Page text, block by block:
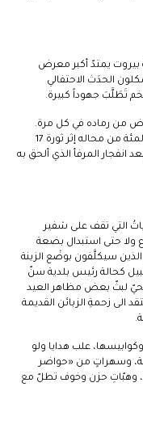
بيروت يمتدّ أكبر معرض
من 250 عارضاً سيشكلون الحدَث الاحتفالي
تَطَلَّبَ جهوداً كبيرة.
من رماده في كل مرة.
مجمع أسواق بيروت، الذي أقفل أكثر من 80 في المئة من محاله إثر ثورة 17
وبعد انفجار المرفأ الذي ألحق به
التي تقف على شفير
ولا حتى استبدال بضعة
سيكلَّفون بوضْع الزينة
كحالة رئيس بلدية سنّ
لبثّ بعض مظاهر العيد
الى زحمةِ الزبائن القديمة
علب هدايا ولو
وسهراتٍ من «حواضر
وهبّاتِ حزن وخوف تطلّ مع